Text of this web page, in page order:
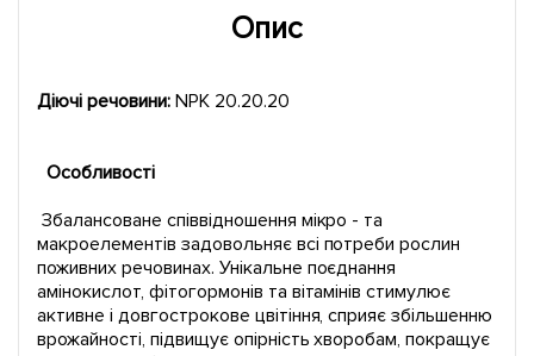
Опис
Діючі речовини: NPK 20.20.20
Особливості
Збалансоване співвідношення мікро - та
макроелементів задовольняє всі потреби рослин
поживних речовинах. Унікальне поєднання
амінокислот, фітогормонів та вітамінів стимулює
активне і довгострокове цвітіння, сприяє збільшенню
врожайності, підвищує опірність хворобам, покращує